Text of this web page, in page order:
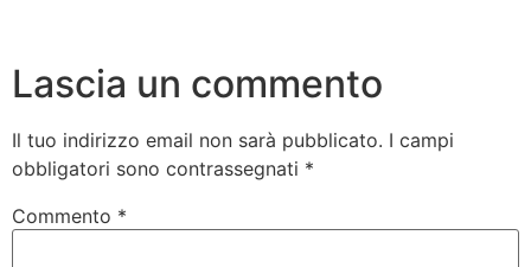
Lascia un commento
Il tuo indirizzo email non sarà pubblicato. I campi
obbligatori sono contrassegnati *
Commento *